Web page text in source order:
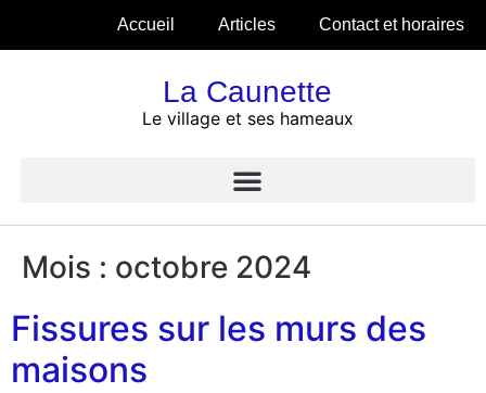
Accueil Articles Contact et horaires
La Caunette
Le village et ses hameaux
Mois : octobre 2024
Fissures sur les murs des
maisons